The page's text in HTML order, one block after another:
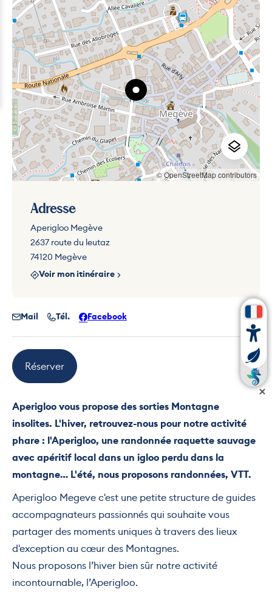
Aperigloo vous propose des sorties Montagne
insolites. L'hiver, retrouvez-nous pour notre activité
phare : l'Aperigloo, une randonnée raquette sauvage
avec apéritif local dans un igloo perdu dans la
montagne… L'été, nous proposons randonnées, VTT.
Aperigloo Megeve c'est une petite structure de guides
accompagnateurs passionnés qui souhaite vous
partager des moments uniques à travers des lieux
d'exception au cœur des Montagnes.
Nous proposons l’hiver bien sûr notre activité
incontournable, l’Aperigloo.
© OpenStreetMap contributors
Adresse
Aperigloo Megève
2637 route du leutaz
74120 Megève
Voir mon itinéraire
Mail Tél. Facebook
Réserver